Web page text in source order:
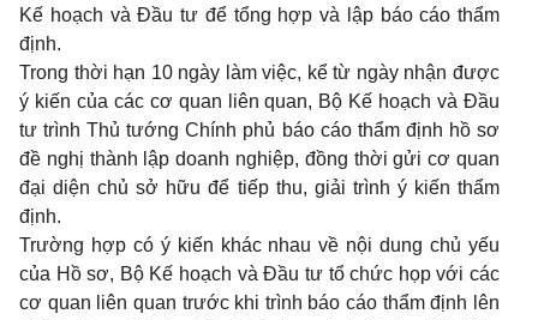
Kế hoạch và Đầu tư để tổng hợp và lập báo cáo thẩm
định.
Trong thời hạn 10 ngày làm việc, kể từ ngày nhận được
ý kiến của các cơ quan liên quan, Bộ Kế hoạch và Đầu
tư trình Thủ tướng Chính phủ báo cáo thẩm định hồ sơ
đề nghị thành lập doanh nghiệp, đồng thời gửi cơ quan
đại diện chủ sở hữu để tiếp thu, giải trình ý kiến thẩm
định.
Trường hợp có ý kiến khác nhau về nội dung chủ yếu
của Hồ sơ, Bộ Kế hoạch và Đầu tư tổ chức họp với các
cơ quan liên quan trước khi trình báo cáo thẩm định lên